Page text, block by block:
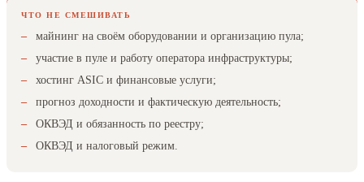
ЧТО НЕ СМЕШИВАТЬ
майнинг на своём оборудовании и организацию пула;
участие в пуле и работу оператора инфраструктуры;
хостинг ASIC и финансовые услуги;
прогноз доходности и фактическую деятельность;
ОКВЭД и обязанность по реестру;
ОКВЭД и налоговый режим.